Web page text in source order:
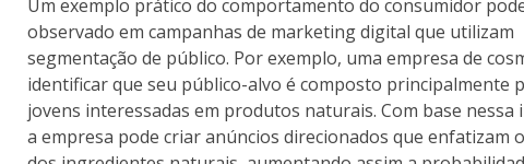
Um exemplo prático do comportamento do consumidor
observado em campanhas de marketing digital que utilizam
segmentação de público. Por exemplo, uma empresa de
identificar que seu público-alvo é composto principalmente
jovens interessadas em produtos naturais. Com base nessa
a empresa pode criar anúncios direcionados que enfatizam